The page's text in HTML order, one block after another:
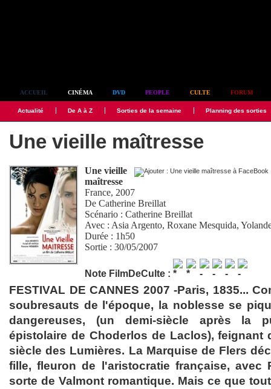
ACCUEIL CINÉMA DVD PEOPLE CULTE FORUM
Actualité De A à Z Sorties de la semaine Planning des sorties
Une vieille maîtresse
Une vieille
maîtresse
France, 2007
DeCatherine Breillat
Scénario :Catherine Breillat
Avec : Asia Argento,Roxane Mesquida,
Durée : 1h50
Sortie : 30/05/2007
Note FilmDeCulte :
FESTIVAL DE CANNES 2007 -Paris, 1835...
soubresauts de l'époque, la noblesse se
dangereuses, (un demi-siècle après la
épistolaire de Choderlos de Laclos), feignant
siècle des Lumières. La Marquise de Flers
fille, fleuron de l'aristocratie française, avec
sorte de Valmont romantique. Mais ce que